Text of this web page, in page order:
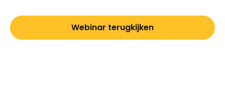
Webinar terugkijken